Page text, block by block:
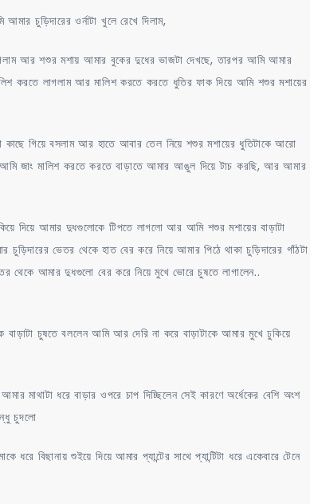
চুড়িদারের ওর্নাটা খুলে রেখে দিলাম,
আর শশুর মশায় আমার বুকের দুধের ভাজটা দেখছে, তারপর আমি আমার
করতে লাগলাম আর মালিশ করতে করতে ধুতির ফাক দিয়ে আমি শশুর মশায়ের
গিয়ে বসলাম আর হাতে আবার তেল নিয়ে শশুর মশায়ের ধুতিটাকে আরো
জাং মালিশ করতে করতে বাড়াতে আমার আঙুল দিয়ে টাচ করছি, আর আমার
দিয়ে আমার দুধগুলোকে টিপতে লাগলো আর আমি শশুর মশায়ের বাড়াটা
ভেতর থেকে হাত বের করে নিয়ে আমার পিঠে থাকা চুড়িদারের গাঁঠটা
থেকে আমার দুধগুলো বের করে নিয়ে মুখে ভোরে চুষতে লাগালেন..
চুষতে বললেন আমি আর দেরি না করে বাড়াটাকে আমার মুখে ঢুকিয়ে
মাথাটা ধরে বাড়ার ওপরে চাপ দিচ্ছিলেন সেই কারণে অর্ধেকের বেশি অংশ
চুদলো
বিছানায় শুইয়ে দিয়ে আমার প্যান্টের সাথে প্যান্টিটা ধরে একেবারে টেনে